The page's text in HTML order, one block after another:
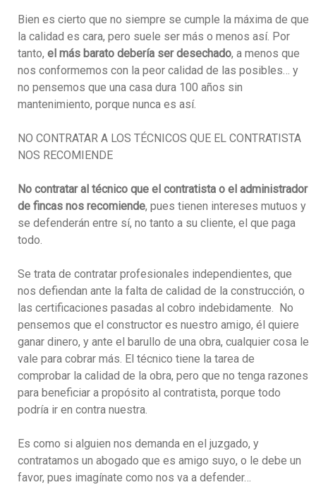
Bien es cierto que no siempre se cumple la máxima de que
la calidad es cara, pero suele ser más o menos así. Por
tanto, el más barato debería ser desechado, a menos que
nos conformemos con la peor calidad de las posibles… y
no pensemos que una casa dura 100 años sin
mantenimiento, porque nunca es así.
NO CONTRATAR A LOS TÉCNICOS QUE EL CONTRATISTA
NOS RECOMIENDE
No contratar al técnico que el contratista o el administrador
de fincas nos recomiende, pues tienen intereses mutuos y
se defenderán entre sí, no tanto a su cliente, el que paga
todo.
Se trata de contratar profesionales independientes, que
nos defiendan ante la falta de calidad de la construcción, o
las certificaciones pasadas al cobro indebidamente. No
pensemos que el constructor es nuestro amigo, él quiere
ganar dinero, y ante el barullo de una obra, cualquier cosa le
vale para cobrar más. El técnico tiene la tarea de
comprobar la calidad de la obra, pero que no tenga razones
para beneficiar a propósito al contratista, porque todo
podría ir en contra nuestra.
Es como si alguien nos demanda en el juzgado, y
contratamos un abogado que es amigo suyo, o le debe un
favor, pues imagínate como nos va a defender…